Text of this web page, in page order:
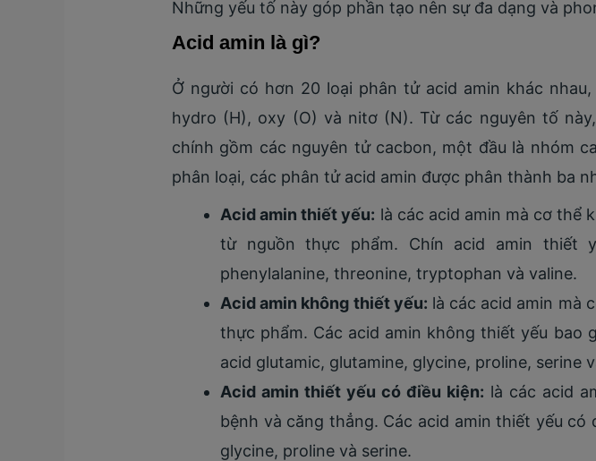
Những yếu tố này góp phần tạo nên sự đa dạng và
Acid amin là gì?
Ở người có hơn 20 loại phân tử acid amin khác
hydro (H), oxy (O) và nitơ (N). Từ các nguyên tố
chính gồm các nguyên tử cacbon, một đầu là nhóm
phân loại, các phân tử acid amin được phân thành ba
Acid amin thiết yếu: là các acid amin mà cơ thể
từ nguồn thực phẩm. Chín acid amin thiết
phenylalanine, threonine, tryptophan và valine.
Acid amin không thiết yếu: là các acid amin mà
thực phẩm. Các acid amin không thiết yếu bao
acid glutamic, glutamine, glycine, proline, serine
Acid amin thiết yếu có điều kiện: là các acid
bệnh và căng thẳng. Các acid amin thiết yếu
glycine, proline và serine.